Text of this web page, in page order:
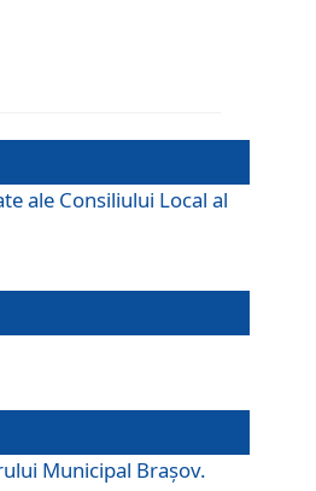
ale Consiliului Local al
Municipal Braşov.